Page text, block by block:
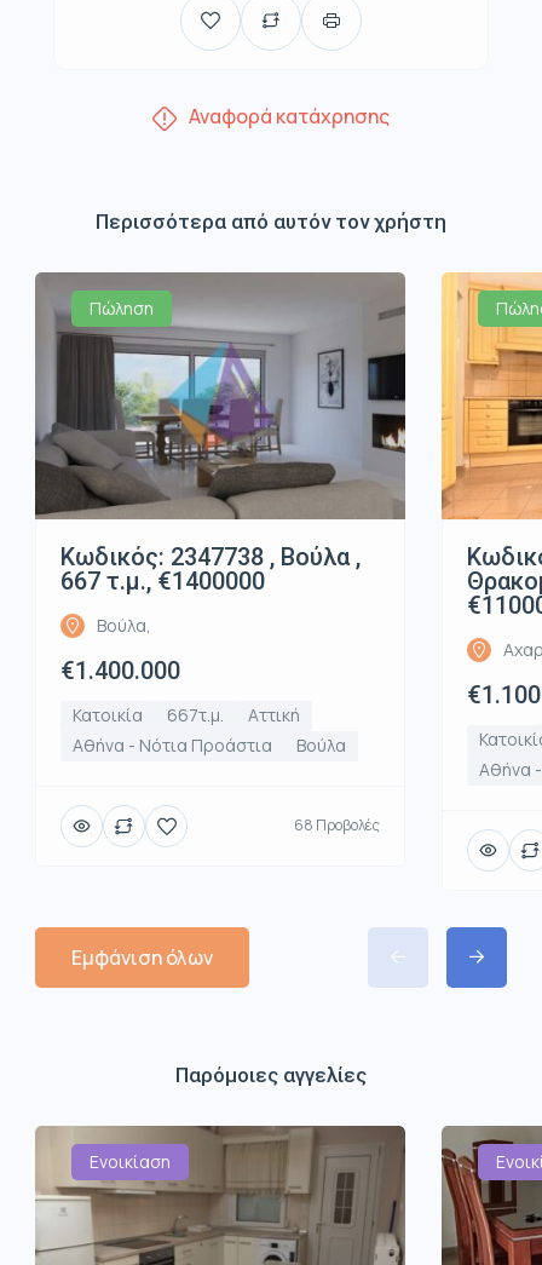
Αναφορά κατάχρησης
Περισσότερα από αυτόν τον χρήστη
Πώληση
Κωδικός: 2347738 , Βούλα ,
667 τ.μ., €1400000
Βούλα,
€1.400.000
Κατοικία 667τ.μ.
Αττική
Αθήνα - Νότια Προάστια
Βούλα
68 Προβολές
Αθήνα
Εμφάνιση όλων
Παρόμοιες αγγελίες
Ενοικίαση